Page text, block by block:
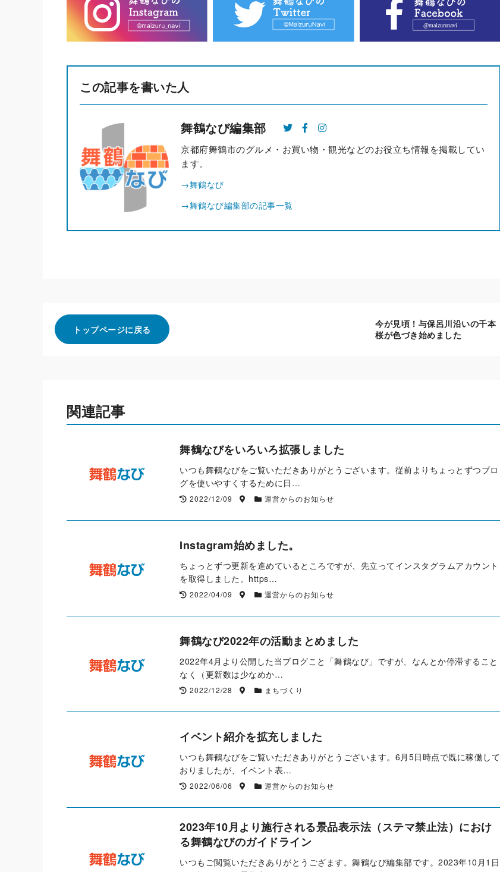
この記事を書いた人
舞鶴なび編集部
京都府舞鶴市のグルメ・お買い物・観光などのお役立ち情報を掲載してい
ます。
→舞鶴なび
→舞鶴なび編集部の記事一覧
トップページに戻る
今が見頃！与保呂川沿いの千本
桜が色づき始めました
関連記事
舞鶴なびをいろいろ拡張しました
いつも舞鶴なびをご覧いただきありがとうございます。従前よりちょっとずつブロ
グを使いやすくするために日…
2022/12/09 運営からのお知らせ
Instagram始めました。
ちょっとずつ更新を進めているところですが、先立ってインスタグラムアカウント
を取得しました。https…
2022/04/09 運営からのお知らせ
舞鶴なび2022年の活動まとめました
2022年4月より公開した当ブログこと「舞鶴なび」ですが、なんとか停滞すること
なく（更新数は少なめか…
2022/12/28 まちづくり
イベント紹介を拡充しました
いつも舞鶴なびをご覧いただきありがとうございます。6月5日時点で既に稼働して
おりましたが、イベント表…
2022/06/06 運営からのお知らせ
2023年10月より施行される景品表示法（ステマ禁止法）におけ
る舞鶴なびのガイドライン
いつもご閲覧いただきありがとうござます。舞鶴なび編集部です。2023年10月1日